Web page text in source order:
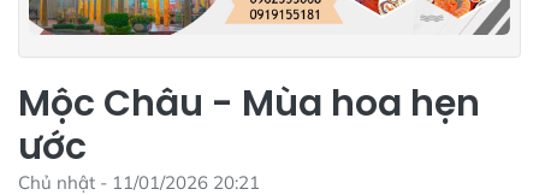
Mộc Châu - Mùa hoa hẹn
ước
Chủ nhật - 11/01/2026 20:21